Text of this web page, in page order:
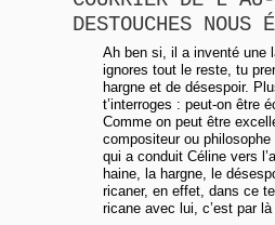
DESTOUCHES
Ah ben si, il a inventé une
ignores tout le reste, tu
hargne et de désespoir.
t’interroges : peut-on être
Comme on peut être
compositeur ou
qui a conduit Céline vers
haine, la hargne, le
ricaner, en effet, dans ce
ricane avec lui, c’est par